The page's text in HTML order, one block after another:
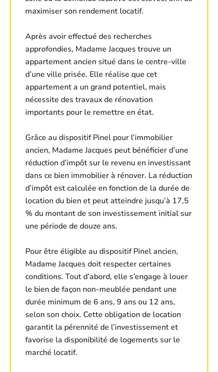
maximiser son rendement locatif.
Après avoir effectué des recherches
approfondies, Madame Jacques trouve un
appartement ancien situé dans le centre-ville
d’une ville prisée. Elle réalise que cet
appartement a un grand potentiel, mais
nécessite des travaux de rénovation
importants pour le remettre en état.
Grâce au dispositif Pinel pour l’immobilier
ancien, Madame Jacques peut bénéficier d’une
réduction d’impôt sur le revenu en investissant
dans ce bien immobilier à rénover. La réduction
d’impôt est calculée en fonction de la durée de
location du bien et peut atteindre jusqu’à 17,5
% du montant de son investissement initial sur
une période de douze ans.
Pour être éligible au dispositif Pinel ancien,
Madame Jacques doit respecter certaines
conditions. Tout d’abord, elle s’engage à louer
le bien de façon non-meublée pendant une
durée minimum de 6 ans, 9 ans ou 12 ans,
selon son choix. Cette obligation de location
garantit la pérennité de l’investissement et
favorise la disponibilité de logements sur le
marché locatif.